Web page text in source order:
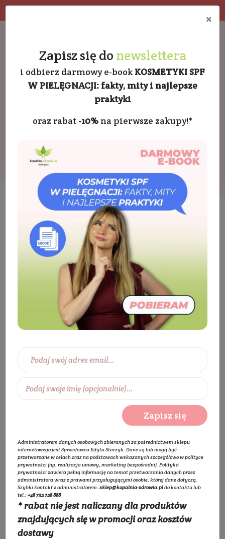
Producenci Annabelle Minerals
Annabelle Minerals
Annabelle Minerals kosmetyki
Wybierz zakres cen:
0 zł
Wybierz kategorie:
Rozwiń listę
×
Zapisz się do newslettera
i odbierz darmowy e-book KOSMETYKI SPF
W PIELĘGNACJI: fakty, mity i najlepsze
praktyki
oraz rabat -10%na pierwsze zakupy!*
Zapisz się
Administratorem danych osobowych zbieranych za pośrednictwem sklepu
internetowego jest Sprzedawca Edyta Starzyk. Dane są lub mogą być
przetwarzane w celach oraz na podstawach wskazanych szczegółowo wpolityce
prywatności (np. realizacja umowy, marketing bezpośredni). Polityka
prywatnościzawiera pełną informację na temat przetwarzania danych przez
administratora wraz z prawami przysługującymi osobie, której dane dotyczą.
Szybki kontakt z administratorem:sklep@kopalnia-zdrowia.pldo kontaktu lub
tel.:+48 732 728 888
* rabat nie jest naliczany dla produktów
znajdujących się w promocji oraz kosztów
dostawy